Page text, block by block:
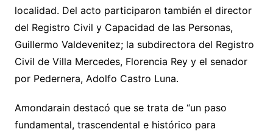
localidad. Del acto participaron también el director
del Registro Civil y Capacidad de las Personas,
Guillermo Valdevenitez; la subdirectora del Registro
Civil de Villa Mercedes, Florencia Rey y el senador
por Pedernera, Adolfo Castro Luna.
Amondarain destacó que se trata de “un paso
fundamental, trascendental e histórico para